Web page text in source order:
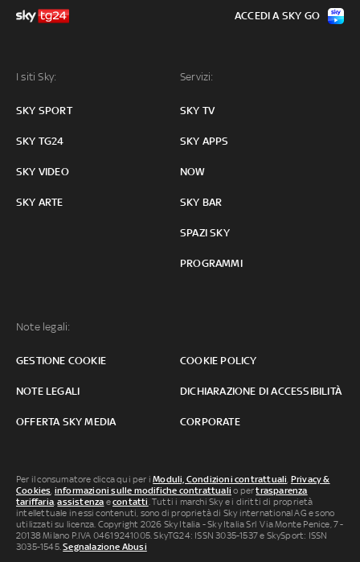
I siti Sky:
SKY SPORT
SKY TG24
SKY VIDEO
SKY ARTE
Servizi:
SKY TV
SKY APPS
NOW
SKY BAR
SPAZI SKY
PROGRAMMI
Note legali:
GESTIONE COOKIE COOKIE POLICY
NOTE LEGALI DICHIARAZIONE DI ACCESSIBILITÀ
OFFERTA SKY MEDIA CORPORATE
ACCEDI A SKY GO
Per il consumatore clicca qui per iModuli, Condizioni contrattuali, Privacy &
Cookies, informazioni sulle modifiche contrattuali o pertrasparenza
tariffaria,assistenza econtatti. Tutti i marchi Sky e i diritti di proprietà
intellettuale in essi contenuti, sono di proprietà di Sky international AG e sono
utilizzati su licenza. Copyright 2026 Sky Italia - Sky Italia Srl Via Monte Penice, 7 -
20138 Milano P.IVA 04619241005. SkyTG24: ISSN 3035-1537 e SkySport: ISSN
3035-1545.Segnalazione Abusi